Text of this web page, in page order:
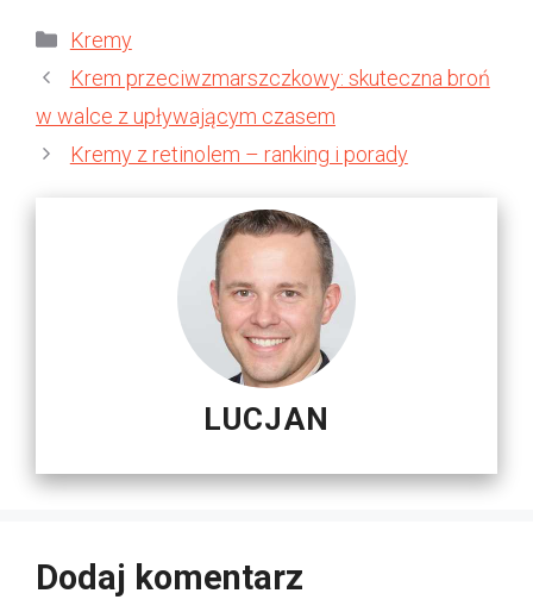
Kategorie
Kremy
Krem przeciwzmarszczkowy: skuteczna broń
w walce z upływającym czasem
Kremy z retinolem – ranking i porady
LUCJAN
Dodaj komentarz